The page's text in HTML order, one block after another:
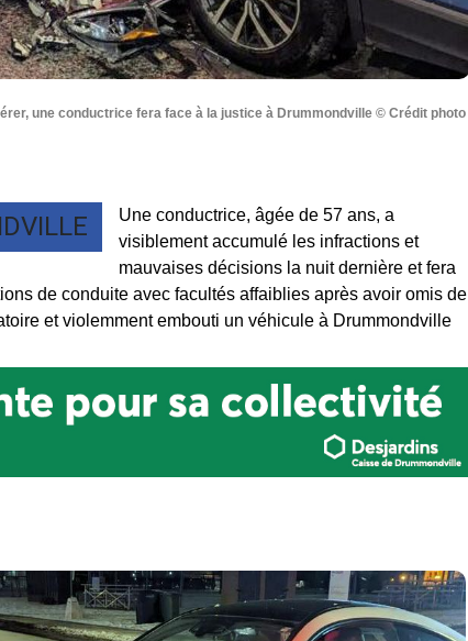
une conductrice fera face à la justice à Drummondville © Crédit photo
Une conductrice, âgée de 57 ans, a
visiblement accumulé les infractions et
mauvaises décisions la nuit dernière et fera
de conduite avec facultés affaiblies après avoir omis de
et violemment embouti un véhicule à Drummondville